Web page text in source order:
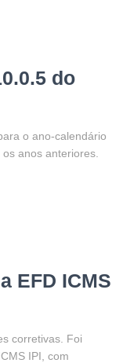
do
o ano-calendário
anos anteriores.
EFD ICMS
corretivas. Foi
IPI, com